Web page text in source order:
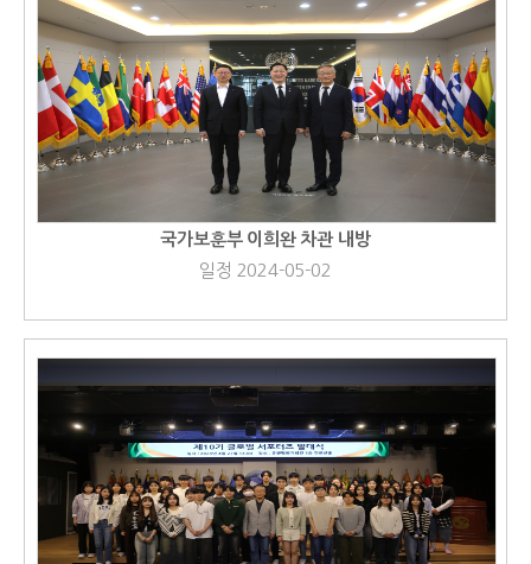
국가보훈부 이희완 차관 내방
일정 2024-05-02